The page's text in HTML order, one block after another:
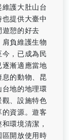
護大肚山台
提供大臺中
憩的好去
負維護生物
，已成為民
逐漸適應當地
的動物、昆
台地的地理環
、設施特色
資源。遊客
環境清潔，
區開放使用時